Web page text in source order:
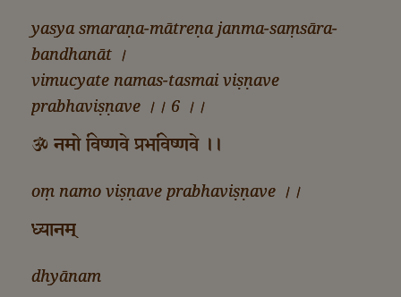
yasya smaraṇa-mātreṇa janma-saṃsāra-
bandhanāt ।
vimucyate namas-tasmai viṣṇave
prabhaviṣṇave ।। 6 ।।
ॐ नमो विष्णवे प्रभविष्णवे ।।
oṃ namo viṣṇave prabhaviṣṇave ।।
ध्यानम्
dhyānam